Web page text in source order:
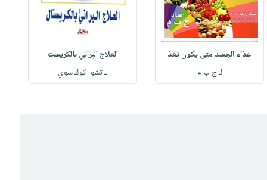
غذاء الجسد متى يكون تغذ
لـ ج ب م
العلاج البراني بالكريست
لـ تشوا كوك سوي